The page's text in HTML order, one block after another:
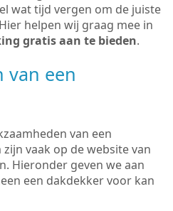
wat tijd vergen om de juiste
helpen wij graag mee in
gratis aan te bieden.
van een
van een
vaak op de website van
Hieronder geven we aan
een dakdekker voor kan